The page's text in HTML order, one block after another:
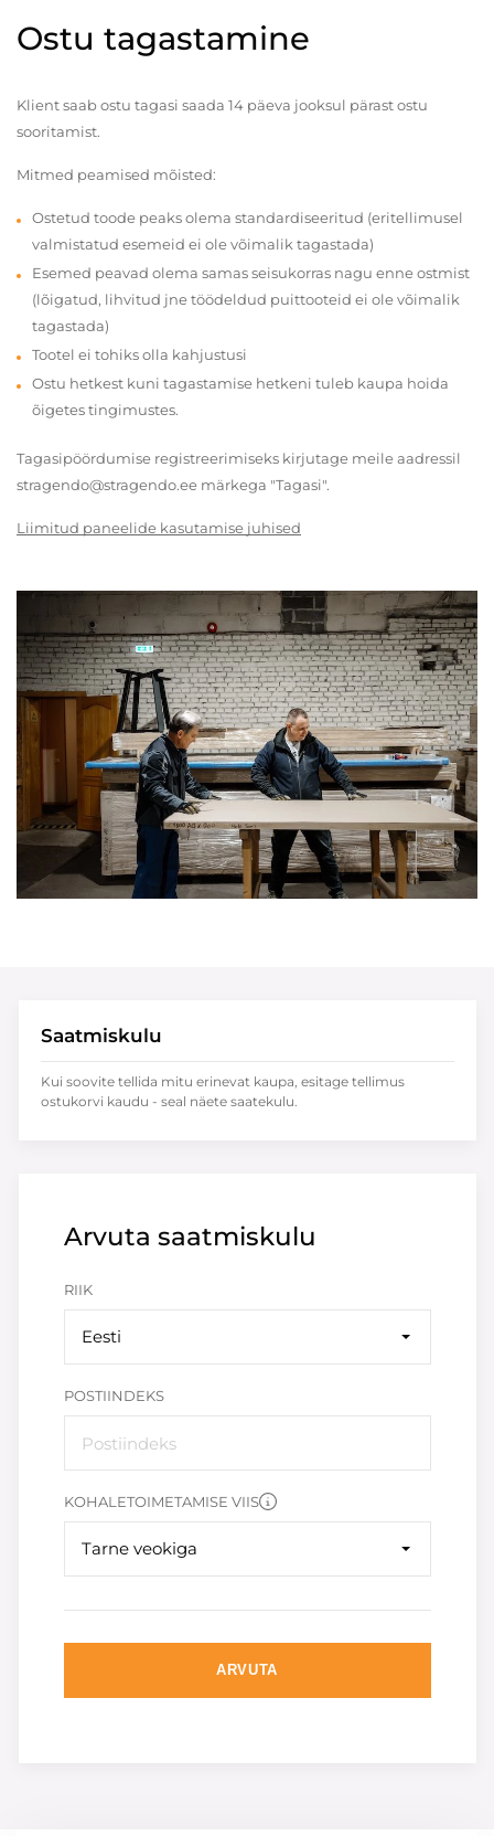
Ostu tagastamine
Klient saab ostu tagasi saada 14 päeva jooksul pärast ostu
sooritamist.
Mitmed peamised mõisted:
Ostetud toode peaks olema standardiseeritud (eritellimusel
valmistatud esemeid ei ole võimalik tagastada)
Esemed peavad olema samas seisukorras nagu enne ostmist
(lõigatud, lihvitud jne töödeldud puittooteid ei ole võimalik
tagastada)
Tootel ei tohiks olla kahjustusi
Ostu hetkest kuni tagastamise hetkeni tuleb kaupa hoida
õigetes tingimustes.
Tagasipöördumise registreerimiseks kirjutage meile aadressil
stragendo@stragendo.ee märkega "Tagasi".
Liimitud paneelide kasutamise juhised
Arvuta saatmiskulu
RIIK
Eesti
POSTIINDEKS
KOHALETOIMETAMISE VIIS
Tarne veokiga
ARVUTA
Saatmiskulu
Kui soovite tellida mitu erinevat kaupa, esitage tellimus
ostukorvi kaudu - seal näete saatekulu.